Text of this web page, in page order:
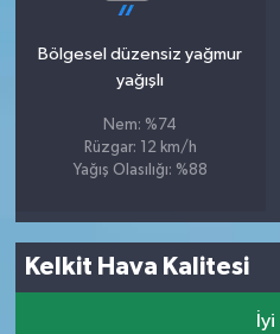
Bölgesel düzensiz yağmur
yağışlı
Nem: %74
Rüzgar: 12 km/h
Yağış Olasılığı: %88
Kelkit Hava Kalitesi
İyi